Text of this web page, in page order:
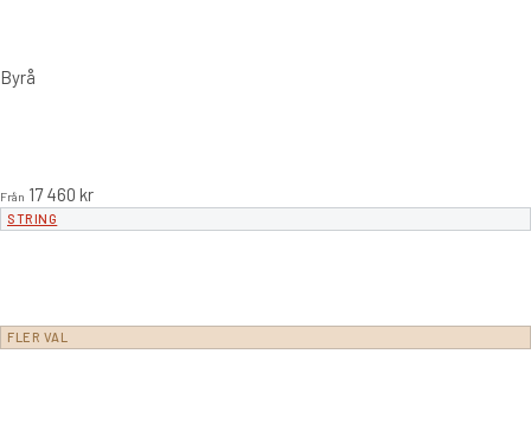
Byrå
Från 17 460 kr
STRING
FLER VAL